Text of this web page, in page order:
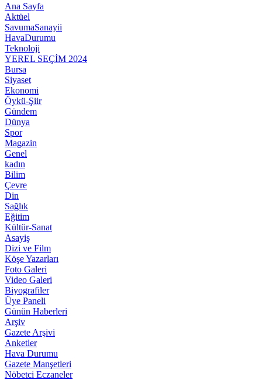
Ana Sayfa
Aktüel
SavumaSanayii
HavaDurumu
Teknoloji
YEREL SEÇİM 2024
Bursa
Siyaset
Ekonomi
Öykü-Şiir
Gündem
Dünya
Spor
Magazin
Genel
kadın
Bilim
Çevre
Din
Sağlık
Eğitim
Kültür-Sanat
Asayiş
Dizi ve Film
Köşe Yazarları
Foto Galeri
Video Galeri
Biyografiler
Üye Paneli
Günün Haberleri
Arşiv
Gazete Arşivi
Anketler
Hava Durumu
Gazete Manşetleri
Nöbetci Eczaneler